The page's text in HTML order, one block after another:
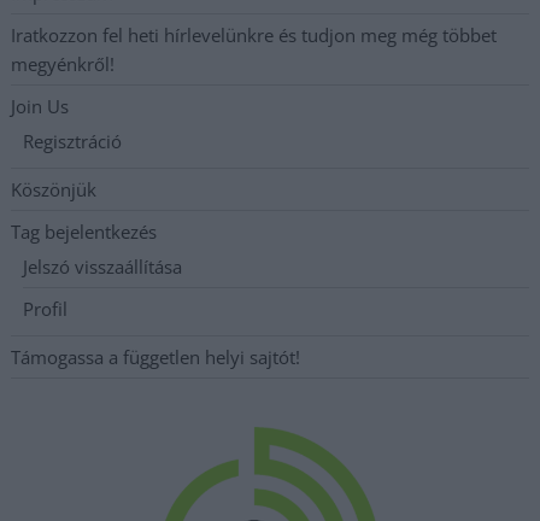
Iratkozzon fel heti hírlevelünkre és tudjon meg még többet
megyénkről!
Join Us
Regisztráció
Köszönjük
Tag bejelentkezés
Jelszó visszaállítása
Profil
Támogassa a független helyi sajtót!